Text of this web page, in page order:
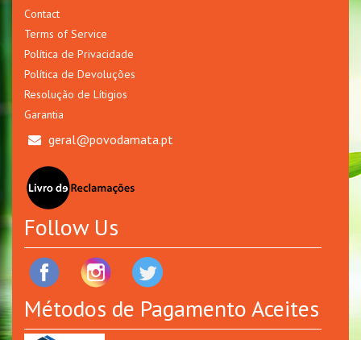
Contact
Terms of Service
Política de Privacidade
Política de Devoluções
Resolução de Lítigios
Garantia
geral@povodamata.pt
Follow Us
Métodos de Pagamento Aceites